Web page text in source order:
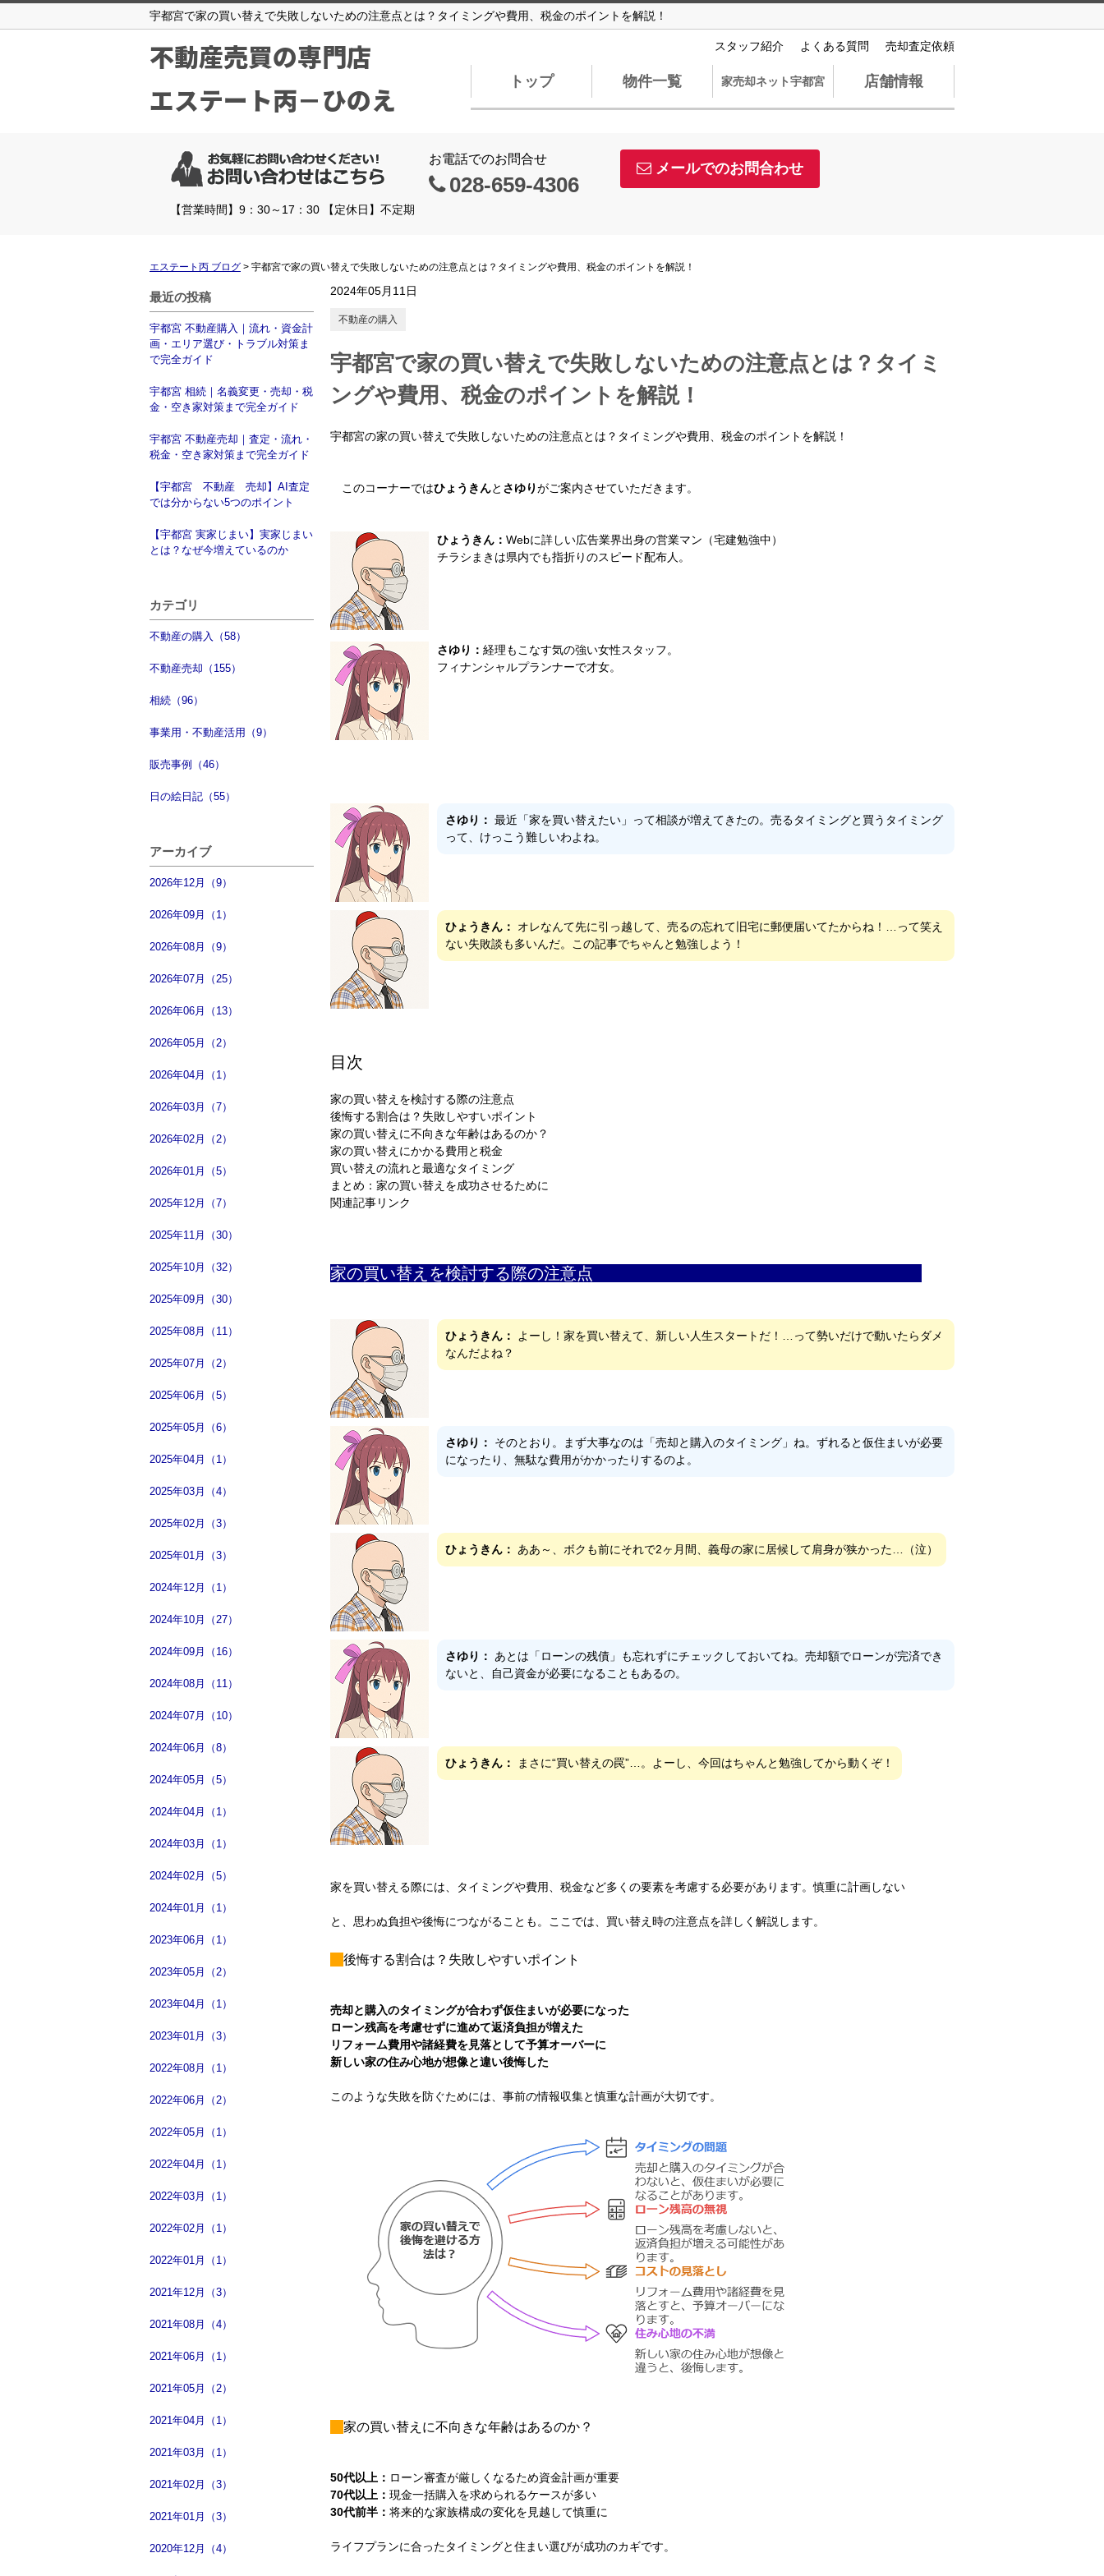
宇都宮で家の買い替えで失敗しないための注意点とは？タイミングや費用、税金のポイントを解説！
不動産売買の専門店
エステート丙－ひのえ
スタッフ紹介 よくある質問 売却査定依頼
トップ 物件一覧 家売却ネット宇都宮 店舗情報
お電話でのお問合せ
028-659-4306
メールでのお問合わせ
【営業時間】9：30～17：30 【定休日】不定期
エステート丙 ブログ > 宇都宮で家の買い替えで失敗しないための注意点とは？タイミングや費用、税金のポイントを解説！
最近の投稿
宇都宮 不動産購入｜流れ・資金計
画・エリア選び・トラブル対策ま
で完全ガイド
宇都宮 相続｜名義変更・売却・税
金・空き家対策まで完全ガイド
宇都宮 不動産売却｜査定・流れ・
税金・空き家対策まで完全ガイド
【宇都宮 不動産 売却】AI査定
では分からない5つのポイント
【宇都宮 実家じまい】実家じまい
とは？なぜ今増えているのか
カテゴリ
不動産の購入（58）
不動産売却（155）
相続（96）
事業用・不動産活用（9）
販売事例（46）
日の絵日記（55）
アーカイブ
2026年12月（9）
2026年09月（1）
2026年08月（9）
2026年07月（25）
2026年06月（13）
2026年05月（2）
2026年04月（1）
2026年03月（7）
2026年02月（2）
2026年01月（5）
2025年12月（7）
2025年11月（30）
2025年10月（32）
2025年09月（30）
2025年08月（11）
2025年07月（2）
2025年06月（5）
2025年05月（6）
2025年04月（1）
2025年03月（4）
2025年02月（3）
2025年01月（3）
2024年12月（1）
2024年10月（27）
2024年09月（16）
2024年08月（11）
2024年07月（10）
2024年06月（8）
2024年05月（5）
2024年04月（1）
2024年03月（1）
2024年02月（5）
2024年01月（1）
2023年06月（1）
2023年05月（2）
2023年04月（1）
2023年01月（3）
2022年08月（1）
2022年06月（2）
2022年05月（1）
2022年04月（1）
2022年03月（1）
2022年02月（1）
2022年01月（1）
2021年12月（3）
2021年08月（4）
2021年06月（1）
2021年05月（2）
2021年04月（1）
2021年03月（1）
2021年02月（3）
2021年01月（3）
2020年12月（4）
2024年05月11日
不動産の購入
宇都宮で家の買い替えで失敗しないための注意点とは？タイミ
ングや費用、税金のポイントを解説！
宇都宮の家の買い替えで失敗しないための注意点とは？タイミングや費用、税金のポイントを解説！
このコーナーではひょうきんと さゆりがご案内させていただきます。
ひょうきん： Webに詳しい広告業界出身の営業マン（宅建勉強中）
チラシまきは県内でも指折りのスピード配布人。
さゆり： 経理もこなす気の強い女性スタッフ。
フィナンシャルプランナーで才女。
さゆり： 最近「家を買い替えたい」って相談が増えてきたの。売るタイミングと買うタイミング
って、けっこう難しいわよね。
ひょうきん：
オレなんて先に引っ越して、売るの忘れて旧宅に郵便届いてたからね！…って笑え
ない失敗談も多いんだ。この記事でちゃんと勉強しよう！
目次
家の買い替えを検討する際の注意点
後悔する割合は？失敗しやすいポイント
家の買い替えに不向きな年齢はあるのか？
家の買い替えにかかる費用と税金
買い替えの流れと最適なタイミング
まとめ：家の買い替えを成功させるために
関連記事リンク
家の買い替えを検討する際の注意点
ひょうきん：
よーし！家を買い替えて、新しい人生スタートだ！…って勢いだけで動いたらダメ
なんだよね？
さゆり：
そのとおり。まず大事なのは「売却と購入のタイミング」ね。ずれると仮住まいが必要
になったり、無駄な費用がかかったりするのよ。
ひょうきん： ああ～、ボクも前にそれで2ヶ月間、義母の家に居候して肩身が狭かった…（泣）
さゆり：
あとは「ローンの残債」も忘れずにチェックしておいてね。売却額でローンが完済でき
ないと、自己資金が必要になることもあるの。
ひょうきん： まさに“買い替えの罠”…。よーし、今回はちゃんと勉強してから動くぞ！
家を買い替える際には、タイミングや費用、税金など多くの要素を考慮する必要があります。慎重に計画しない
と、思わぬ負担や後悔につながることも。ここでは、買い替え時の注意点を詳しく解説します。
後悔する割合は？失敗しやすいポイント
売却と購入のタイミングが合わず仮住まいが必要になった
ローン残高を考慮せずに進めて返済負担が増えた
リフォーム費用や諸経費を見落として予算オーバーに
新しい家の住み心地が想像と違い後悔した
このような失敗を防ぐためには、事前の情報収集と慎重な計画が大切です。
家の買い替えに不向きな年齢はあるのか？
50代以上： ローン審査が厳しくなるため資金計画が重要
70代以上： 現金一括購入を求められるケースが多い
30代前半： 将来的な家族構成の変化を見越して慎重に
ライフプランに合ったタイミングと住まい選びが成功のカギです。